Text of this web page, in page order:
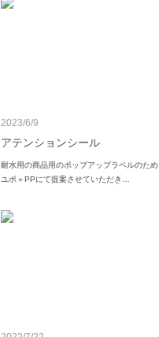
2023/6/9
アテンションシール
耐水用の商品用のポップアップラベルのため
ユポ＋PPにて提案させていただき…